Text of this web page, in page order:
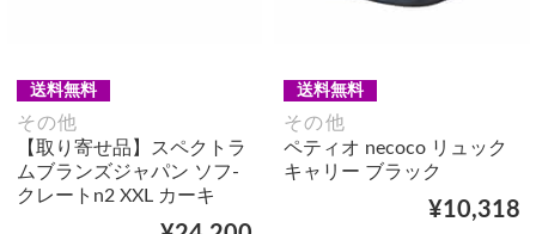
送料無料
その他
【取り寄せ品】スペクトラ
ムブランズジャパン ソフ-
クレートn2 XXL カーキ
送料無料
その他
ペティオ necoco リュック
キャリー ブラック
¥10,318